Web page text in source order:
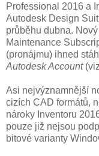
Professional 2016 a
Autodesk Design
průběhu dubna.
Maintenance
(pronájmu) ihned
Autodesk Account(viz
Asi nejvýznamnější
cizích CAD formátů,
nároky Inventoru
pouze již nejsou
bitové varianty